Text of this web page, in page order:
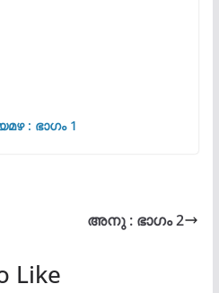
: ഭാഗം 1
അനു : ഭാഗം 2
Like